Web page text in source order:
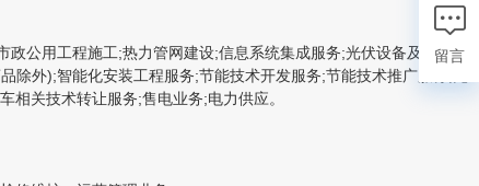
公用工程施工;热力管网建设;信息系统集成服务;光伏设备及元器件
外);智能化安装工程服务;节能技术开发服务;节能技术推广服务;充
关技术转让服务;售电业务;电力供应。
留言